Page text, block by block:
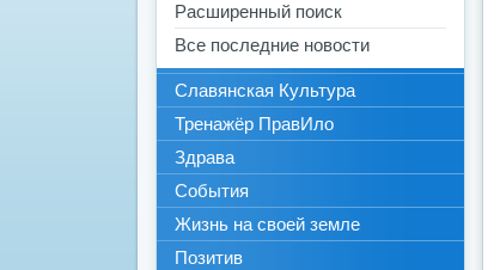
Расширенный поиск
Все последние новости
Славянская Культура
Тренажёр ПравИло
Здрава
События
Жизнь на своей земле
Позитив